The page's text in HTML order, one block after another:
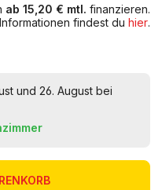
ab 15,20 € mtl. finanzieren.
findest du hier.
und 26. August bei